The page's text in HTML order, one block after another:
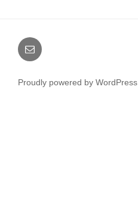
メ
ー
Proudly powered by WordPress